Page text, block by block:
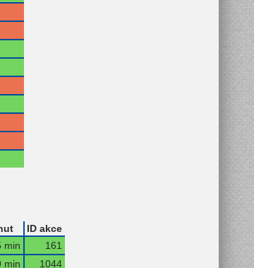
ID akce
min
161
min
1044